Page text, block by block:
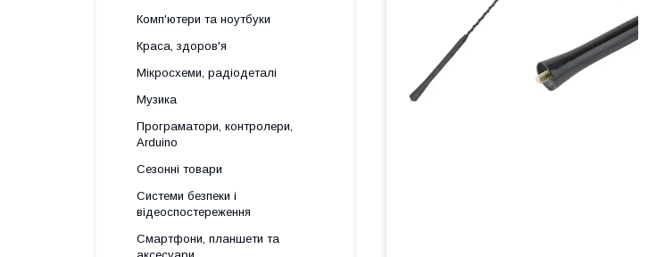
Комп'ютери та ноутбуки
Краса, здоров'я
Мікросхеми, радіодеталі
Музика
Програматори, контролери,
Arduino
Сезонні товари
Системи безпеки і
відеоспостереження
Смартфони, планшети та